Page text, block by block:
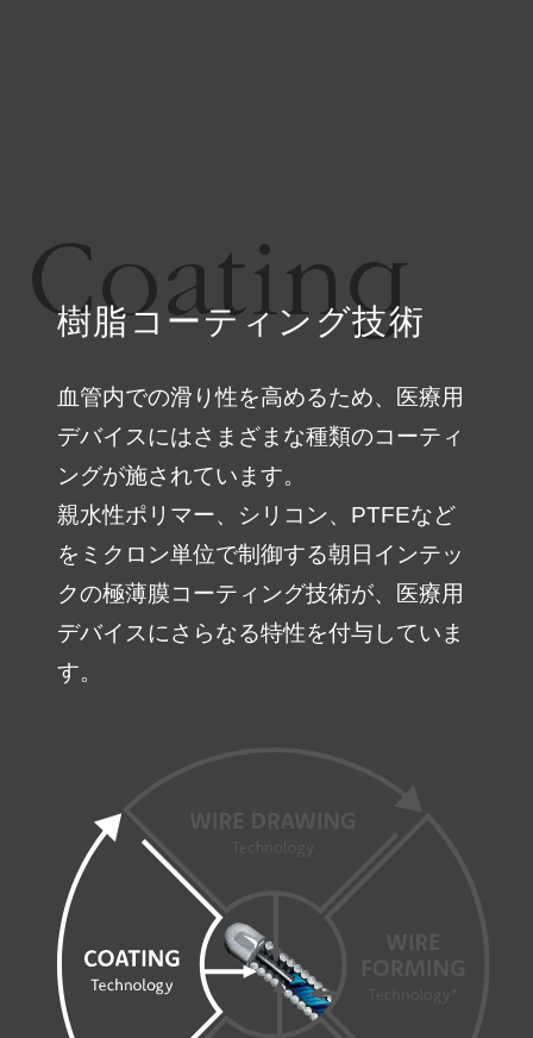
Coating
樹脂コーティング技術
血管内での滑り性を高めるため、医療用
デバイスにはさまざまな種類のコーティ
ングが施されています。
親水性ポリマー、シリコン、PTFEなど
をミクロン単位で制御する朝日インテッ
クの極薄膜コーティング技術が、医療用
デバイスにさらなる特性を付与していま
す。